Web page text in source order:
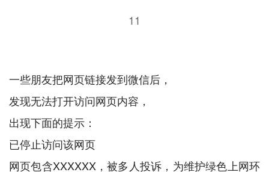
11
一些朋友把网页链接发到微信后，
发现无法打开访问网页内容，
出现下面的提示：
已停止访问该网页
网页包含XXXXXX，被多人投诉，为维护绿色上网环